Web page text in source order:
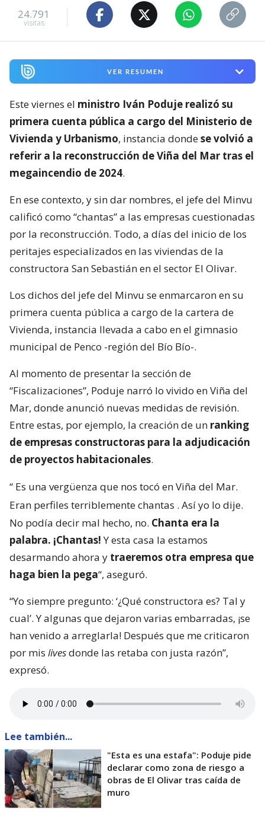
24.791
visitas
VER RESUMEN
Este viernes el ministro Iván Poduje realizó su
primera cuenta pública a cargo del Ministerio de
Vivienda y Urbanismo, instancia dondese volvió a
referir a la reconstrucción de Viña del Mar tras el
megaincendio de 2024.
En ese contexto, y sin dar nombres, el jefe del Minvu
calificó como “chantas” a las empresas cuestionadas
por la reconstrucción. Todo, a días del inicio de los
peritajes especializados en las viviendas de la
constructora San Sebastián en el sector El Olivar.
Los dichos del jefe del Minvu se enmarcaron en su
primera cuenta pública a cargo de la cartera de
Vivienda, instancia llevada a cabo en el gimnasio
municipal de Penco -región del Bío Bío-.
Al momento de presentar la sección de
“Fiscalizaciones”, Poduje narró lo vivido en Viña del
Mar, donde anunció nuevas medidas de revisión.
Entre estas, por ejemplo, la creación de un ranking
de empresas constructoras para la adjudicación
de proyectos habitacionales.
“ Es una vergüenza que nos tocó en Viña del Mar.
Eran perfiles terriblemente chantas . Así yo lo dije.
No podía decir mal hecho, no. Chanta era la
palabra. ¡Chantas!Y esta casa la estamos
desarmando ahora y traeremos otra empresa que
haga bien la pega“, aseguró.
“Yo siempre pregunto: ‘¿Qué constructora es? Tal y
cual’. Y algunas que dejaron varias embarradas, ¡se
han venido a arreglarla! Después que me criticaron
por mis livesdonde las retaba con justa razón”,
expresó.
Lee también...
"Esta es una estafa": Poduje pide
declarar como zona de riesgo a
obras de El Olivar tras caída de
muro